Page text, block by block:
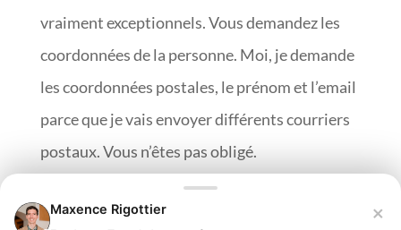
vraiment exceptionnels. Vous demandez les
coordonnées de la personne. Moi, je demande
les coordonnées postales, le prénom et l’email
parce que je vais envoyer différents courriers
postaux. Vous n’êtes pas obligé.
Vous pouvez mettre en place l’order bump. Je
Maxence Rigottier ×